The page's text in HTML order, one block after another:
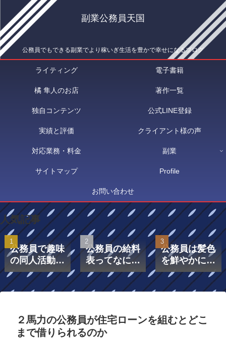
副業公務員天国
公務員でもできる副業でより稼いぎ生活を豊かで幸せになるブログ
ライティング 電子書籍
橘 隼人のお店 著作一覧
独自コンテンツ 公式LINE登録
実績と評価 クライアント様の声
対応業務・料金 副業
サイトマップ Profile
お問い合わせ
人気記事
公務員で趣味
の同人活動を
したら副業に
なる？
公務員の給料
表ってなに？
給料表は「号
給」と「級」
公務員は髪色
を鮮やかにし
てもいいの？
２馬力の公務員が住宅ローンを組むとどこ
まで借りられるのか